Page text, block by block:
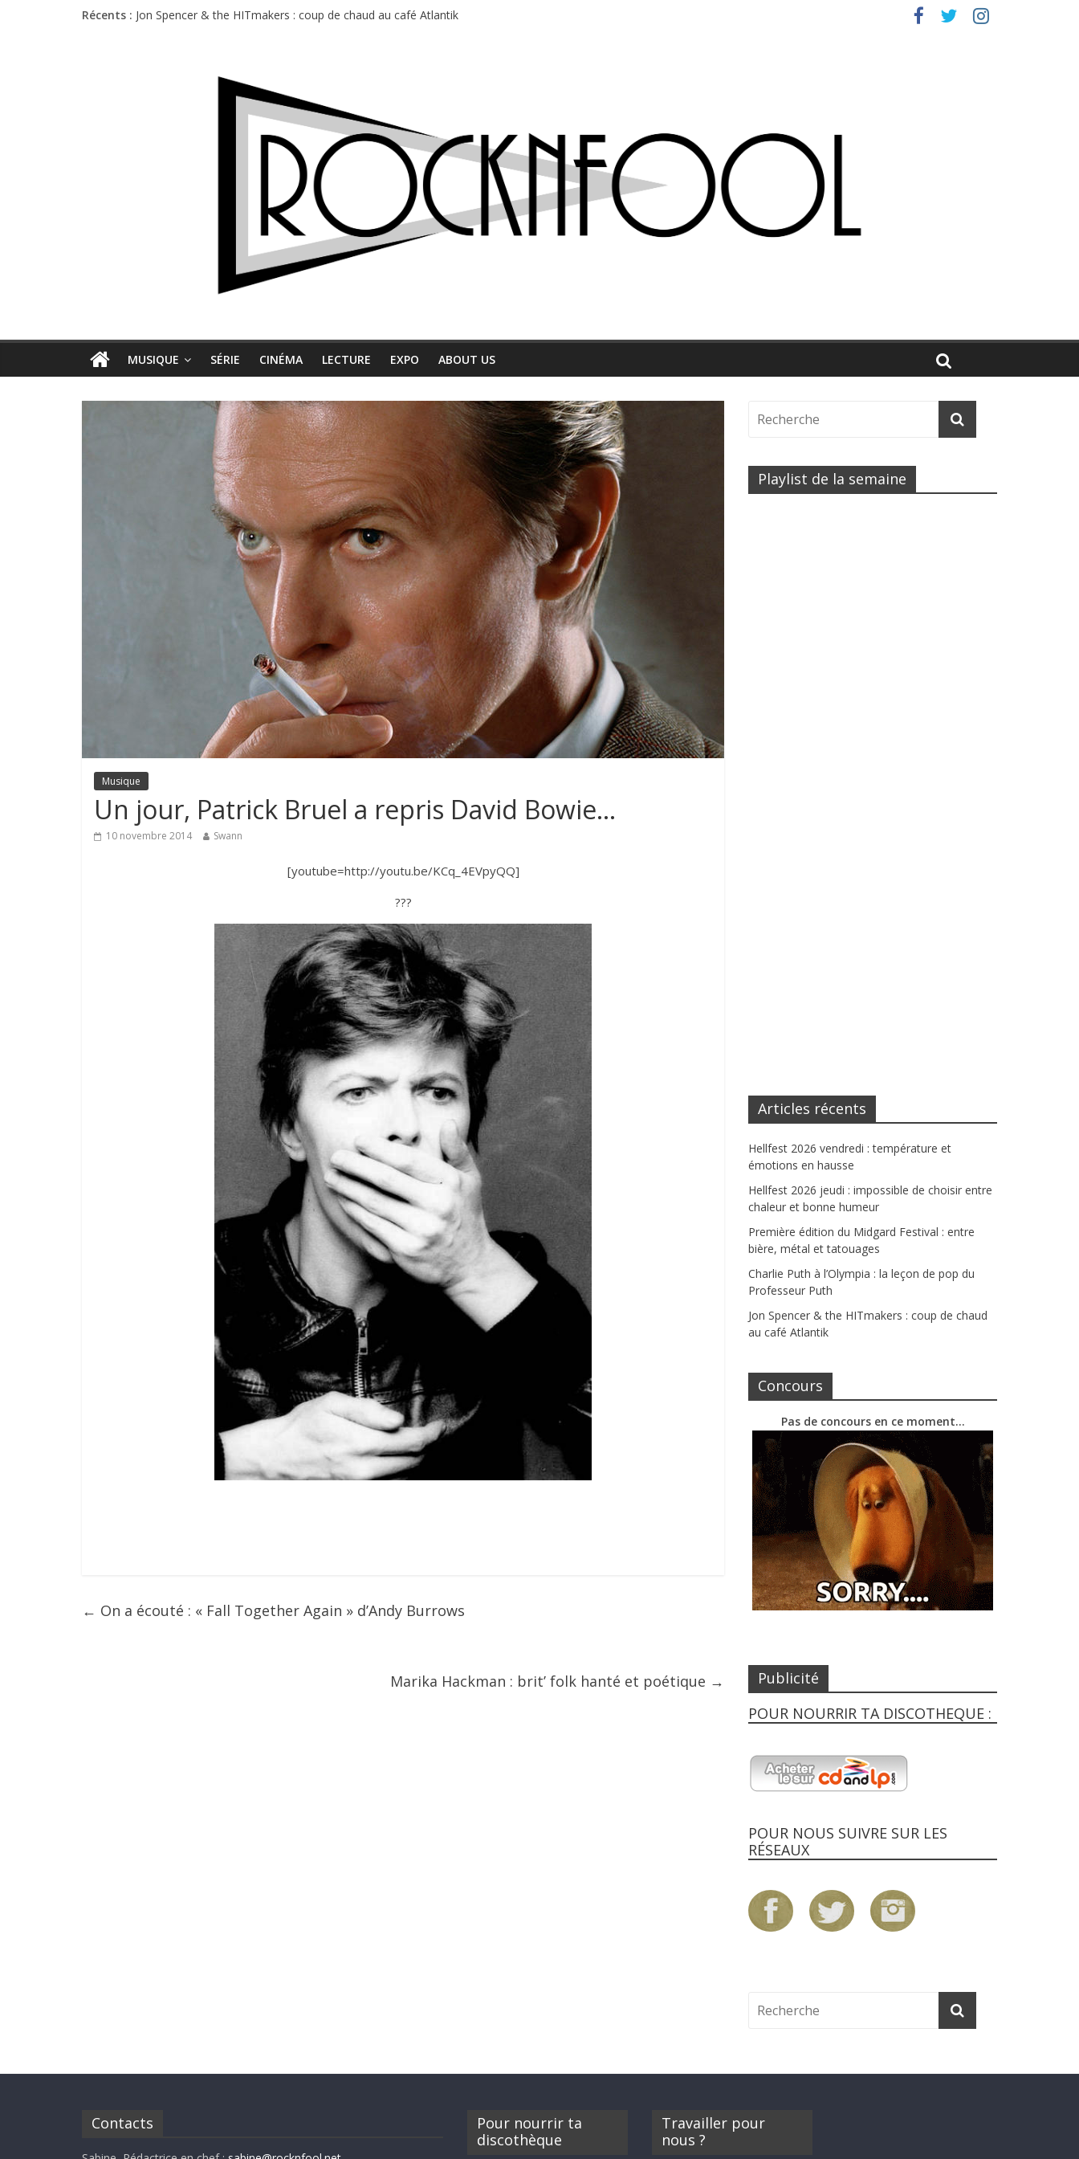
Récents : Jon Spencer & the HITmakers : coup de chaud au café Atlantik
Charlie Puth à l’Olympia : la leçon de pop du Professeur Puth
MUSIQUE SÉRIE CINÉMA LECTURE EXPO ABOUT US
Musique
Un jour, Patrick Bruel a repris David Bowie…
10 novembre 2014 Swann
[youtube=http://youtu.be/KCq_4EVpyQQ]
???
← On a écouté : « Fall Together Again » d’Andy Burrows
Marika Hackman : brit’ folk hanté et poétique →
Playlist de la semaine
Articles récents
Hellfest 2026 vendredi : température et
émotions en hausse
Hellfest 2026 jeudi : impossible de choisir entre
chaleur et bonne humeur
Première édition du Midgard Festival : entre
bière, métal et tatouages
Charlie Puth à l’Olympia : la leçon de pop du
Professeur Puth
Jon Spencer & the HITmakers : coup de chaud
au café Atlantik
Concours
Pas de concours en ce moment…
Publicité
POUR NOURRIR TA DISCOTHEQUE :
POUR NOUS SUIVRE SUR LES
RÉSEAUX
Contacts
Pour nourrir ta
discothèque
Travailler pour
nous ?